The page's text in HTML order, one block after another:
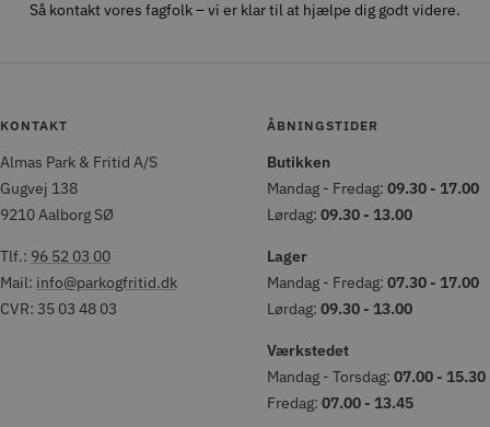
Så kontakt vores fagfolk – vi er klar til at hjælpe dig godt videre.
KONTAKT
Almas Park & Fritid A/S
Gugvej 138
9210 Aalborg SØ
Tlf.: 96 52 03 00
Mail: info@parkogfritid.dk
CVR: 35 03 48 03
ÅBNINGSTIDER
Butikken
Mandag - Fredag: 09.30 - 17.00
Lørdag: 09.30 - 13.00
Lager
Mandag - Fredag: 07.30 - 17.00
Lørdag: 09.30 - 13.00
Værkstedet
Mandag - Torsdag: 07.00 - 15.30
Fredag: 07.00 - 13.45